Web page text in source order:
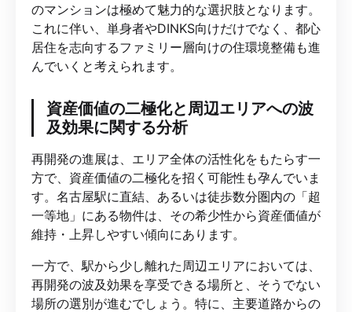
のマンションは極めて魅力的な選択肢となります。
これに伴い、単身者やDINKS向けだけでなく、都心
居住を志向するファミリー層向けの住環境整備も進
んでいくと考えられます。
資産価値の二極化と周辺エリアへの波
及効果に関する分析
再開発の進展は、エリア全体の活性化をもたらす一
方で、資産価値の二極化を招く可能性も孕んでいま
す。名古屋駅に直結、あるいは徒歩数分圏内の「超
一等地」にある物件は、その希少性から資産価値が
維持・上昇しやすい傾向にあります。
一方で、駅から少し離れた周辺エリアにおいては、
再開発の波及効果を享受できる場所と、そうでない
場所の選別が進むでしょう。特に、主要道路からの